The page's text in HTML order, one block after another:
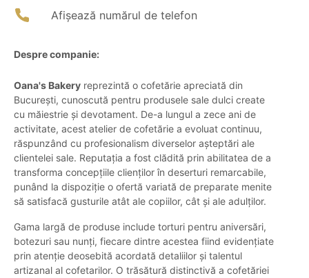
Afișează numărul de telefon
Despre companie:
Oana's Bakery reprezintă o cofetărie apreciată din
București, cunoscută pentru produsele sale dulci create
cu măiestrie și devotament. De-a lungul a zece ani de
activitate, acest atelier de cofetărie a evoluat continuu,
răspunzând cu profesionalism diverselor așteptări ale
clientelei sale. Reputația a fost clădită prin abilitatea de a
transforma concepțiile clienților în deserturi remarcabile,
punând la dispoziție o ofertă variată de preparate menite
să satisfacă gusturile atât ale copiilor, cât și ale adulților.
Gama largă de produse include torturi pentru aniversări,
botezuri sau nunți, fiecare dintre acestea fiind evidențiate
prin atenție deosebită acordată detaliilor și talentul
artizanal al cofetarilor. O trăsătură distinctivă a cofetăriei